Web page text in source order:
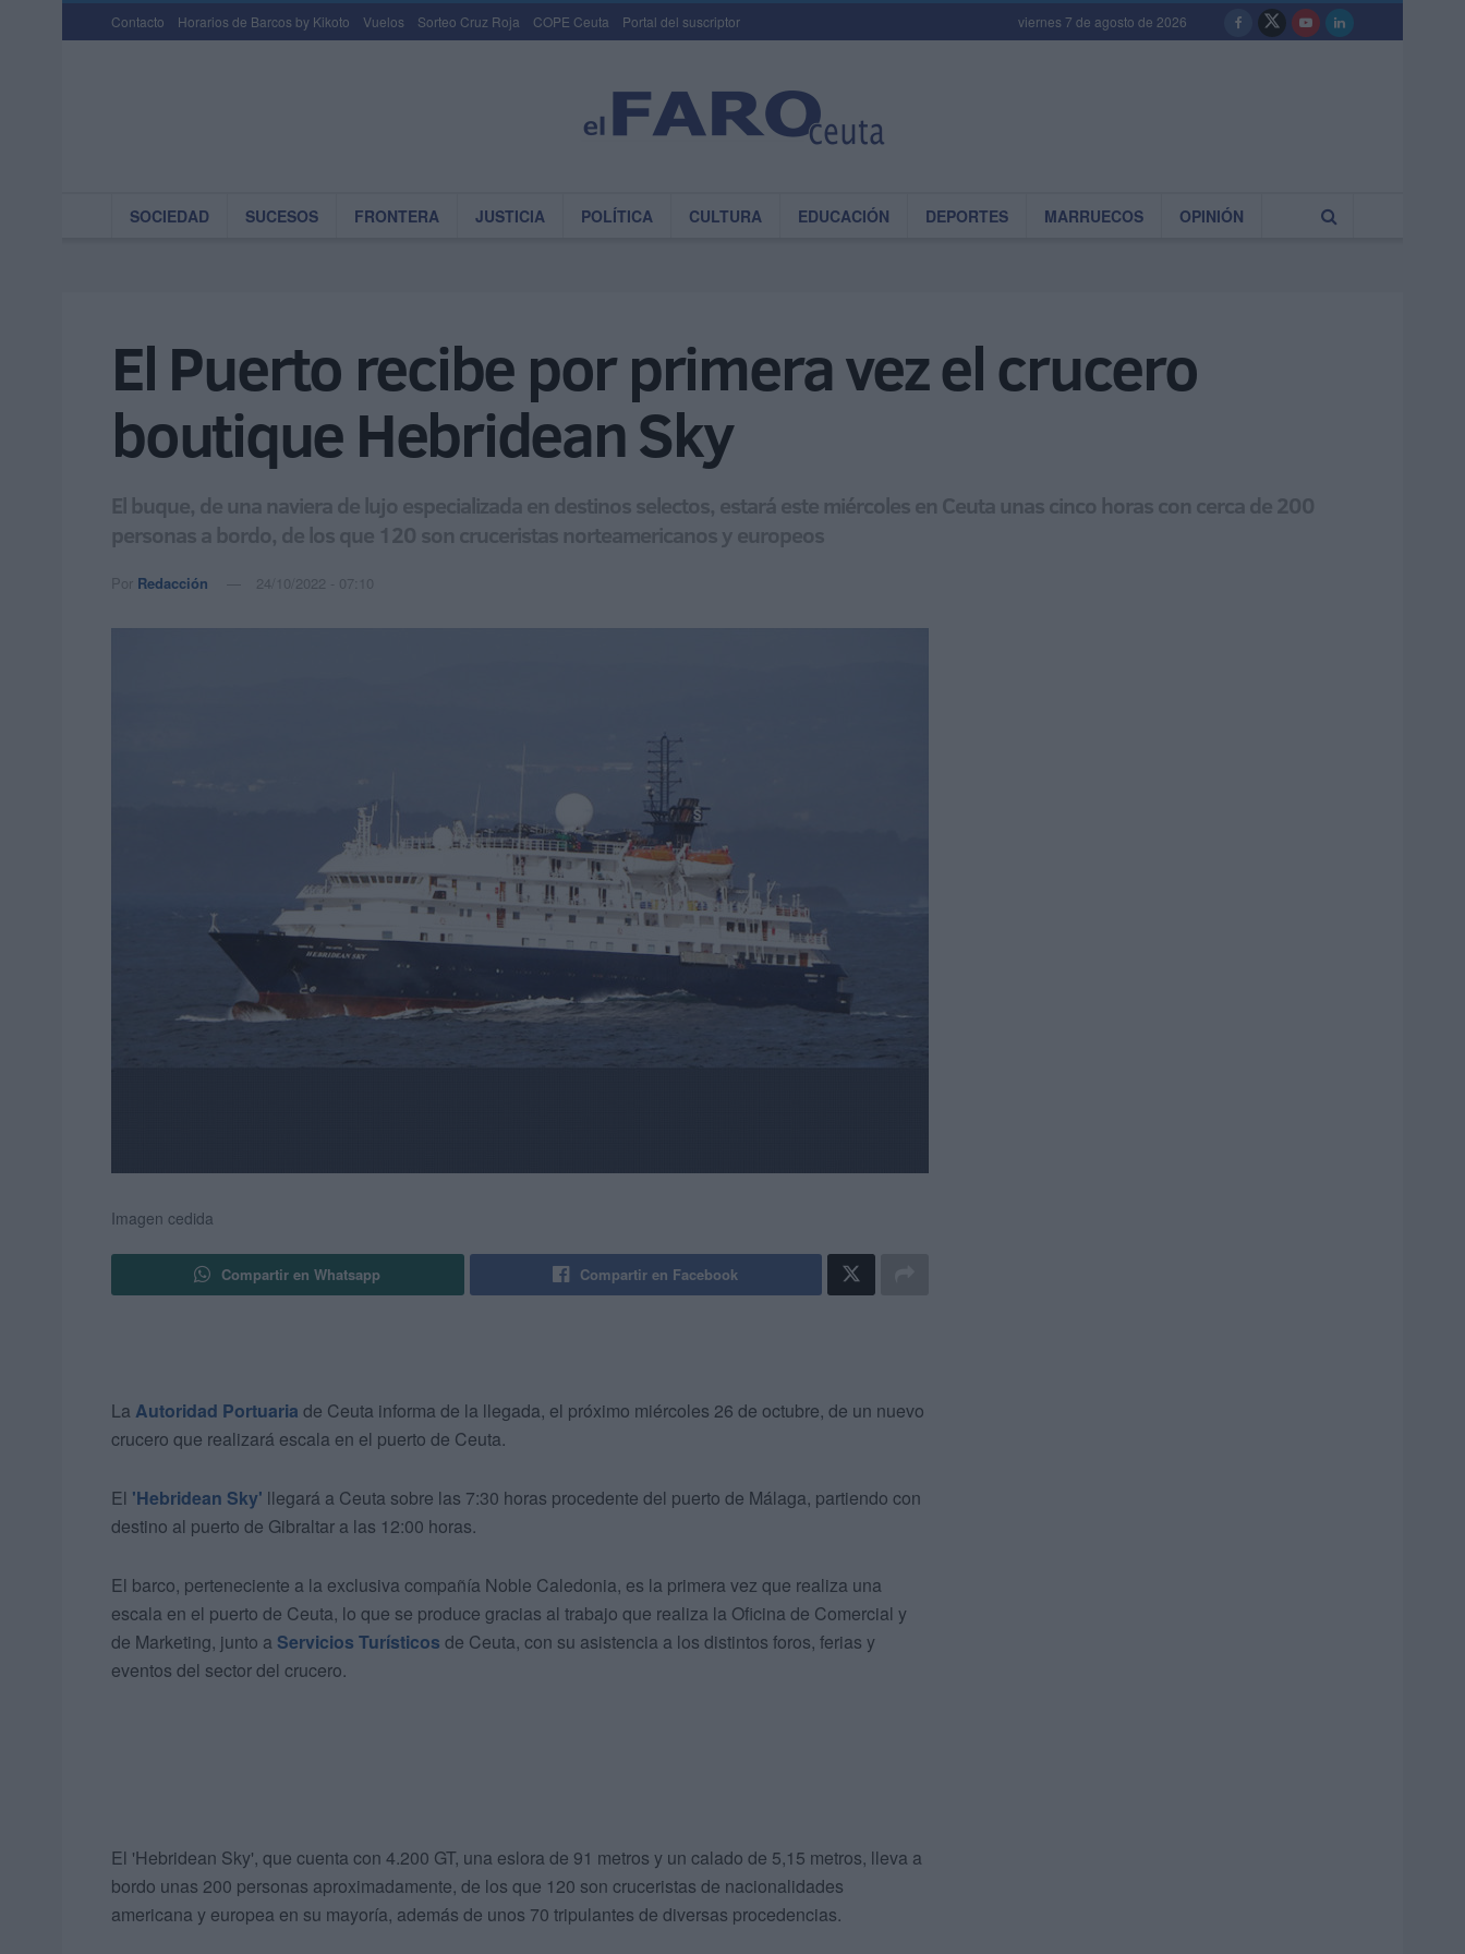
Contacto Horarios de Barcos by Kikoto Vuelos Sorteo Cruz Roja COPE Ceuta Portal del suscriptor viernes 7 de agosto de 2026
SOCIEDAD SUCESOS FRONTERA JUSTICIA POLÍTICA CULTURA EDUCACIÓN DEPORTES MARRUECOS OPINIÓN
El Puerto recibe por primera vez el crucero
boutique Hebridean Sky
El buque, de una naviera de lujo especializada en destinos selectos, estará este miércoles en Ceuta unas cinco horas con cerca de 200
personas a bordo, de los que 120 son cruceristas norteamericanos y europeos
Por Redacción 24/10/2022 - 07:10
Imagen cedida
Compartir en Whatsapp Compartir en Facebook
La Autoridad Portuaria de Ceuta informa de la llegada, el próximo miércoles 26 de octubre, de un nuevo
crucero que realizará escala en el puerto de Ceuta.
El 'Hebridean Sky' llegará a Ceuta sobre las 7:30 horas procedente del puerto de Málaga, partiendo con
destino al puerto de Gibraltar a las 12:00 horas.
El barco, perteneciente a la exclusiva compañía Noble Caledonia, es la primera vez que realiza una
escala en el puerto de Ceuta, lo que se produce gracias al trabajo que realiza la Oficina de Comercial y
de Marketing, junto a Servicios Turísticos de Ceuta, con su asistencia a los distintos foros, ferias y
eventos del sector del crucero.
El 'Hebridean Sky', que cuenta con 4.200 GT, una eslora de 91 metros y un calado de 5,15 metros, lleva a
bordo unas 200 personas aproximadamente, de los que 120 son cruceristas de nacionalidades
americana y europea en su mayoría, además de unos 70 tripulantes de diversas procedencias.